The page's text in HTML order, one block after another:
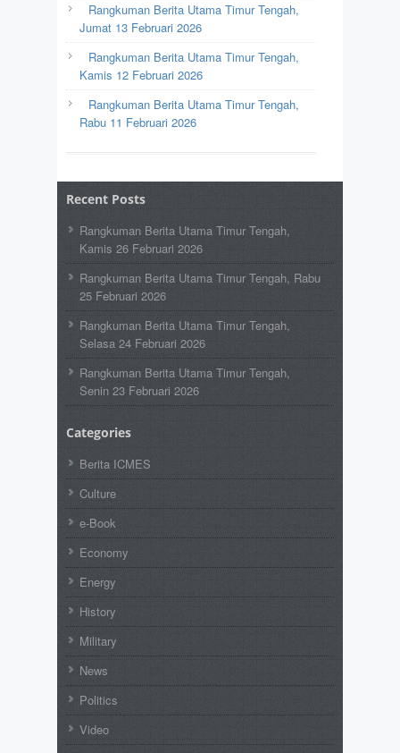
Rangkuman Berita Utama Timur Tengah,
Jumat 13 Februari 2026
Rangkuman Berita Utama Timur Tengah,
Kamis 12 Februari 2026
Rangkuman Berita Utama Timur Tengah,
Rabu 11 Februari 2026
Recent Posts
Rangkuman Berita Utama Timur Tengah,
Kamis 26 Februari 2026
Rangkuman Berita Utama Timur Tengah, Rabu
25 Februari 2026
Rangkuman Berita Utama Timur Tengah,
Selasa 24 Februari 2026
Rangkuman Berita Utama Timur Tengah,
Senin 23 Februari 2026
Categories
Berita ICMES
Culture
e-Book
Economy
Energy
History
Military
News
Politics
Video